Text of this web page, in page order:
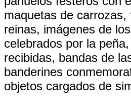
maquetas de
reinas, imágenes de
celebrados por la
recibidas, bandas de
banderines
objetos cargados de